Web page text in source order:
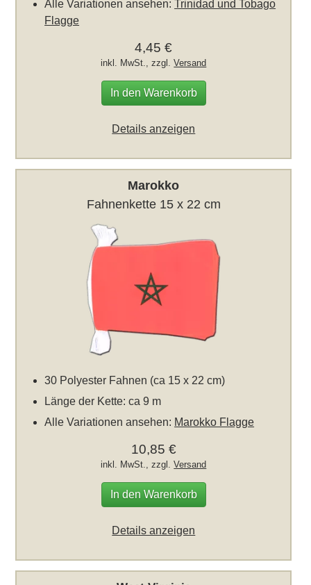
Alle Variationen ansehen:Trinidad und Tobago
Flagge
4,45 €
inkl. MwSt., zzgl.Versand
In den Warenkorb
Details anzeigen
Marokko
Fahnenkette 15 x 22 cm
30 Polyester Fahnen (ca 15 x 22 cm)
Länge der Kette: ca 9 m
Alle Variationen ansehen: Marokko Flagge
10,85 €
inkl. MwSt., zzgl.Versand
In den Warenkorb
Details anzeigen